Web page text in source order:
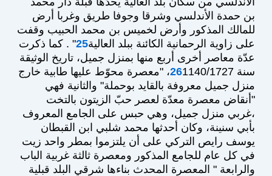
بن حمدة الأندلسي وشرقا وجوفا طريق وغربا أرض
للمالك المذكور وأرض لخميس بن محمد الحبيب وقفت
على زاوية الرحمانية الكائنة ببلد العالية25" . كما ذكرت
عدّة معاصر أخرى أربع منها بمنزل جميل، تاريخ الوثيقة
سنة
261140/1727، "معصرة محوّط عليها طابية خارج
منزل جميل معروفة بالقايد بوحملة" والثانية فهي
"أنقاض معصرة معدّة لعصر حبّ الزيتون بالتخت
،غربي منزل جميل، وهي حبس على الجامع المعروف
بأبي سنينة، وكان أحدثها محمد شلبي ابن القبطان
يوسف رايص التركي على أن يلتزموا بمطر واحد زيت
في كل عام للجامع المذكور ومعصرة ثالثة غربية الباب
والرابعة " المعصرة المحدث بناءها شرقي البلد قبلية